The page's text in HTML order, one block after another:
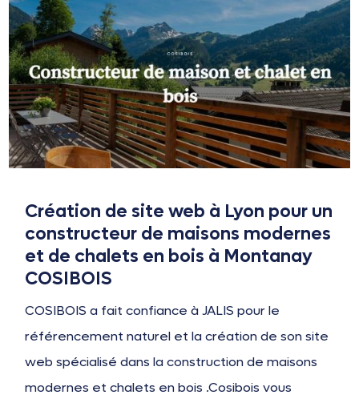
Création de site web à Lyon pour un
constructeur de maisons modernes
et de chalets en bois à Montanay
COSIBOIS
COSIBOIS a fait confiance à JALIS pour le
référencement naturel et la création de son site
web spécialisé dans la construction de maisons
modernes et chalets en bois .Cosibois vous